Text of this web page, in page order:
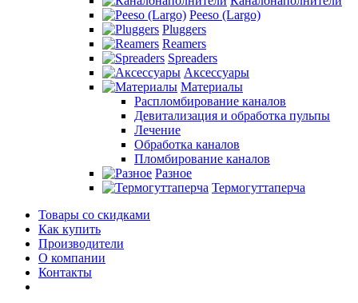
Peeso (Largo)
Pluggers
Reamers
Spreaders
Аксессуары
Материалы
Распломбирование каналов
Девитализация и обработка пульпы
Лечение
Обработка каналов
Пломбирование каналов
Разное
Термогуттаперча
Товары со скидками
Как купить
Производители
О компании
Контакты